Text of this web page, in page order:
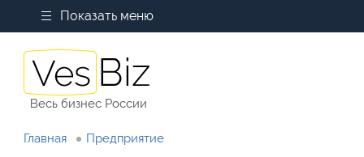
Показать меню
Весь бизнес России
Главная Предприятие